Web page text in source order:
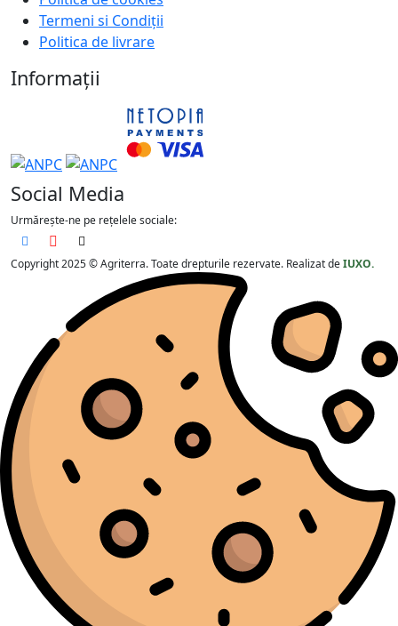
Termeni si Condiții
Politica de livrare
Informații
Social Media
Urmărește-ne pe rețelele sociale:
Copyright 2025 © Agriterra. Toate drepturile rezervate. Realizat deIUXO.